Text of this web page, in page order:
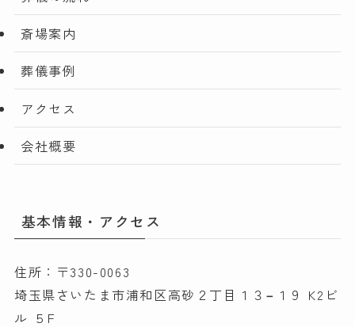
斎場案内
葬儀事例
アクセス
会社概要
基本情報・アクセス
住所：〒330-0063
埼玉県さいたま市浦和区高砂２丁目１３−１９ K2ビ
ル ５F